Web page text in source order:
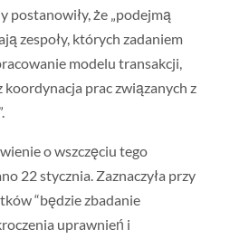
postanowiły, że „podejmą
zespoły, których zadaniem
modelu transakcji,
prac związanych z
o wszczęciu tego
22 stycznia. Zaznaczyła przy
“będzie zbadanie
uprawnień i